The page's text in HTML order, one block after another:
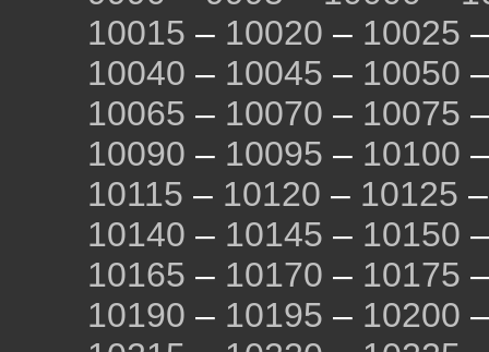
10015 – 10020 – 10025
10040 – 10045 – 10050
10065 – 10070 – 10075
10090 – 10095 – 10100
10115 – 10120 – 10125
10140 – 10145 – 10150
10165 – 10170 – 10175
10190 – 10195 – 10200